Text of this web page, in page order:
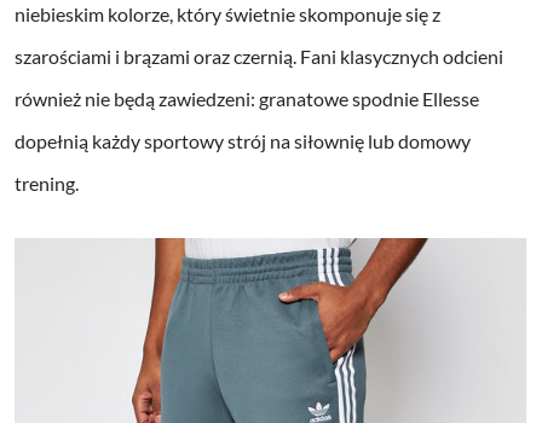
niebieskim kolorze, który świetnie skomponuje się z
szarościami i brązami oraz czernią. Fani klasycznych odcieni
również nie będą zawiedzeni: granatowe spodnie Ellesse
dopełnią każdy sportowy strój na siłownię lub domowy
trening.